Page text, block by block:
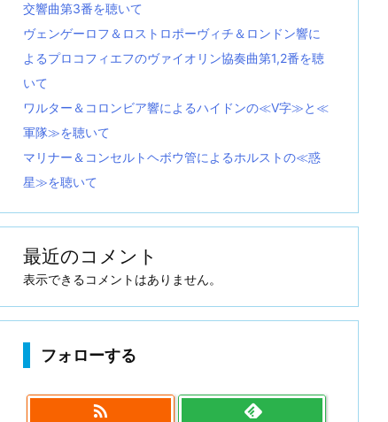
交響曲第3番を聴いて
ヴェンゲーロフ＆ロストロポーヴィチ＆ロンドン響に
よるプロコフィエフのヴァイオリン協奏曲第1,2番を聴
いて
ワルター＆コロンビア響によるハイドンの≪V字≫と≪
軍隊≫を聴いて
マリナー＆コンセルトヘボウ管によるホルストの≪惑
星≫を聴いて
最近のコメント
表示できるコメントはありません。
フォローする
